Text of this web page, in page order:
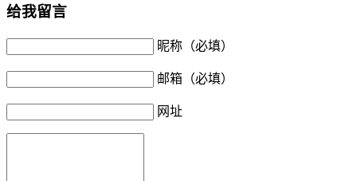
给我留言
昵称（必填）
邮箱（必填）
网址